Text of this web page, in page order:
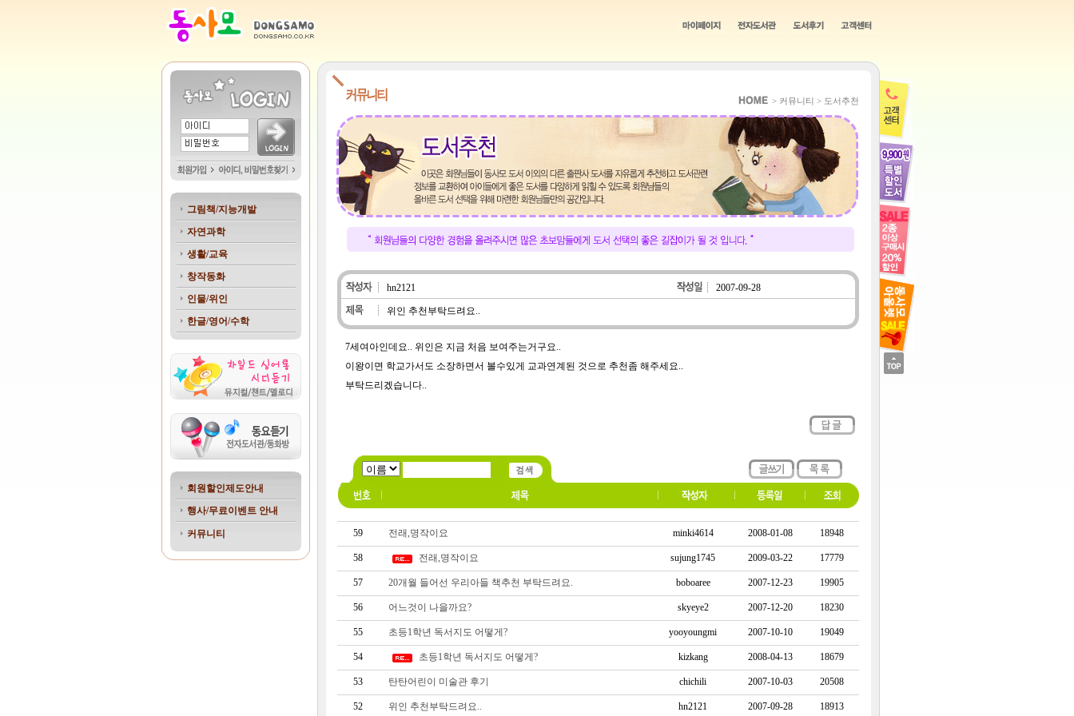
그림책/지능개발
자연과학
생활/교육
창작동화
인물/위인
한글/영어/수학
회원할인제도안내
행사/무료이벤트 안내
커뮤니티
> 커뮤니티 > 도서추천
hn2121 2007-09-28
위인 추천부탁드려요..
7세여아인데요.. 위인은 지금 처음 보여주는거구요..
이왕이면 학교가서도 소장하면서 볼수있게 교과연계된 것으로 추천좀 해주세요..
부탁드리겠습니다..
59 전래,명작이요 minki4614 2008-01-08 18948
58 전래,명작이요 sujung1745 2009-03-22 17779
57 20개월 들어선 우리아들 책추천 부탁드려요. boboaree 2007-12-23 19905
56 어느것이 나을까요? skyeye2 2007-12-20 18230
55 초등1학년 독서지도 어떻게? yooyoungmi 2007-10-10 19049
54 초등1학년 독서지도 어떻게? kizkang 2008-04-13 18679
53 탄탄어린이 미술관 후기 chichili 2007-10-03 20508
52 위인 추천부탁드려요.. hn2121 2007-09-28 18913